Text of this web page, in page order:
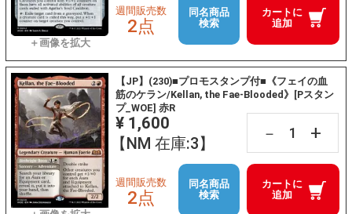
カートに
追加
週間販売数
2点
同名商品
検索
【JP】(230)■プロモスタンプ付■《フェイの血
筋のケラン/Kellan, the Fae-Blooded》[Pスタン
プ_WOE] 赤R
¥ 1,600
【NM 在庫:3】
－ +
カートに
追加
週間販売数
2点
同名商品
検索